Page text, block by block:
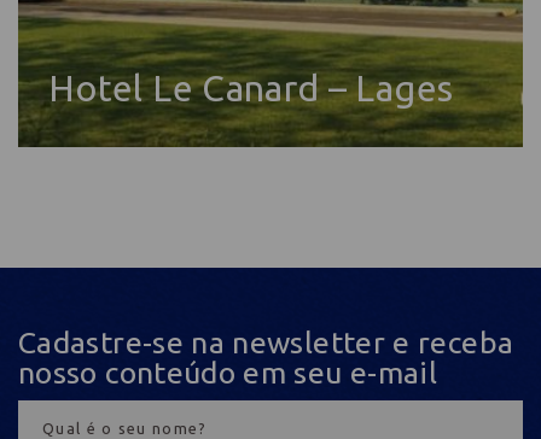
Hotel Le Canard – Lages
Cadastre-se na newsletter e receba
nosso conteúdo em seu e-mail